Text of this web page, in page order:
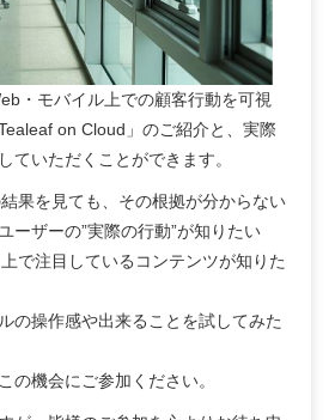
・モバイル上での顧客行動を可視
on Cloud」のご紹介と、実際
ていただくことができます。
結果を見ても、その根拠が分からない
ーザーの”実際の行動”が知りたい
で注目しているコンテンツが知りた
の操作感や出来ることを試してみた
の機会にご参加ください。